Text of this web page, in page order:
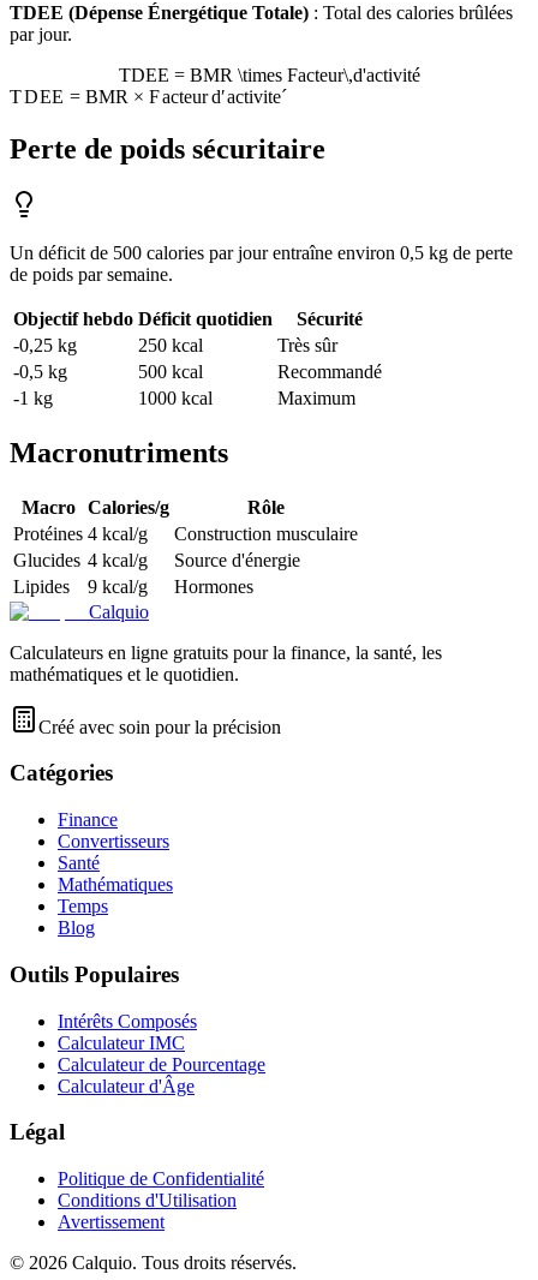
TDEE (Dépense Énergétique Totale) : Total des calories brûlées
par jour.
TDEE = BMR \times Facteur\,d'activité
TDEE = BMR × Facteurd′activiteˊ
Perte de poids sécuritaire
Un déficit de 500 calories par jour entraîne environ 0,5 kg de perte
de poids par semaine.
Objectif hebdo Déficit quotidien
Sécurité
-0,25 kg
250 kcal
Très sûr
-0,5 kg
500 kcal
Recommandé
-1 kg
1000 kcal Maximum
Macronutriments
Macro Calories/g
Rôle
Protéines 4 kcal/g
Construction musculaire
Glucides 4 kcal/g
Source d'énergie
Lipides
9 kcal/g
Hormones
Calquio
Calculateurs en ligne gratuits pour la finance, la santé, les
mathématiques et le quotidien.
Créé avec soin pour la précision
Catégories
Finance
Convertisseurs
Santé
Mathématiques
Temps
Blog
Outils Populaires
Intérêts Composés
Calculateur IMC
Calculateur de Pourcentage
Calculateur d'Âge
Légal
Politique de Confidentialité
Conditions d'Utilisation
Avertissement
© 2026 Calquio. Tous droits réservés.